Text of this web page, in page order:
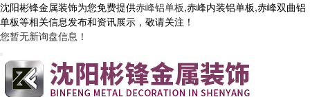
沈阳彬锋金属装饰为您免费提供赤峰铝单板,赤峰内装铝单板,赤峰双曲铝
单板等相关信息发布和资讯展示，敬请关注！
您暂无新询盘信息！